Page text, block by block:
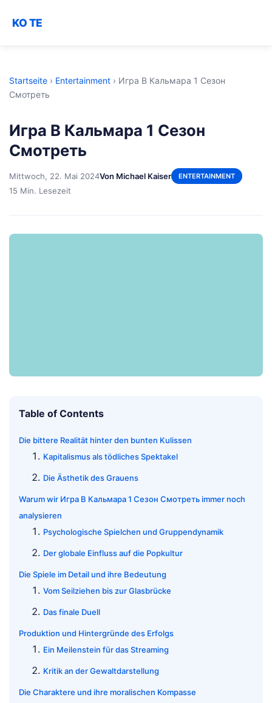
KO TE
Startseite › Entertainment › Игра В Кальмара 1 Сезон
Смотреть
Игра В Кальмара 1 Сезон
Смотреть
Mittwoch, 22. Mai 2024Von Michael Kaiser ENTERTAINMENT
15 Min. Lesezeit
Table of Contents
Die bittere Realität hinter den bunten Kulissen
Kapitalismus als tödliches Spektakel
Die Ästhetik des Grauens
Warum wir Игра В Кальмара 1 Сезон Смотреть immer noch
analysieren
Psychologische Spielchen und Gruppendynamik
Der globale Einfluss auf die Popkultur
Die Spiele im Detail und ihre Bedeutung
Vom Seilziehen bis zur Glasbrücke
Das finale Duell
Produktion und Hintergründe des Erfolgs
Ein Meilenstein für das Streaming
Kritik an der Gewaltdarstellung
Die Charaktere und ihre moralischen Kompasse